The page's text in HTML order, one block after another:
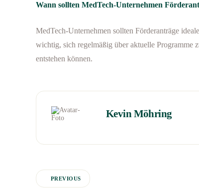
Wann sollten MedTech-Unternehmen
MedTech-Unternehmen sollten Förderanträge
wichtig, sich regelmäßig über aktuelle Programme
entstehen können.
Kevin Möhring
PREVIOUS